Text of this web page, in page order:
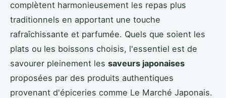
complètent harmonieusement les repas plus
traditionnels en apportant une touche
rafraîchissante et parfumée. Quels que soient les
plats ou les boissons choisis, l'essentiel est de
savourer pleinement les saveurs japonaises
proposées par des produits authentiques
provenant d'épiceries comme Le Marché Japonais.